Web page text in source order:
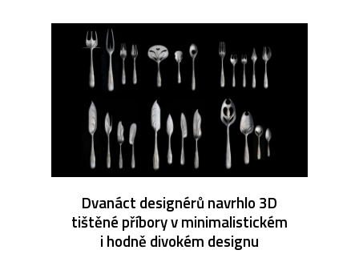
Dvanáct designérů navrhlo 3D
tištěné příbory v minimalistickém
i hodně divokém designu